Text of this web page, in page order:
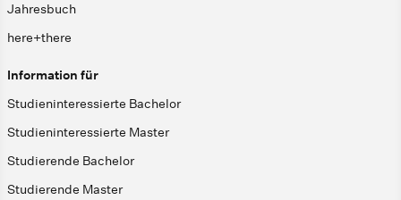
Jahresbuch
here+there
Information für
Studieninteressierte Bachelor
Studieninteressierte Master
Studierende Bachelor
Studierende Master